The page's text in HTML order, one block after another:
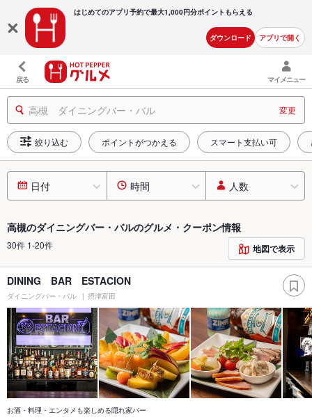
はじめてのアプリ予約で最大1,000円分ポイントもらえる
ダウンロード アプリで開く
戻る マイメニュー
高槻 ダイニングバー・バル 変更
絞り込む ポイントがつかえる スマート支払い可
日付 時間 人数
高槻のダイニングバー・バルのグルメ・クーポン情報
30件 1-20件 地図で表示
DINING BAR ESTACION
ダイニングバー・バル 摂津富田
お酒・料理・エンタメも楽しめる隠れ家バー